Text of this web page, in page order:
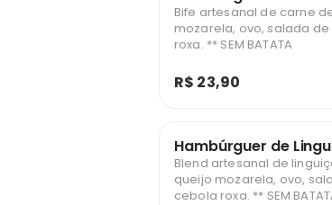
Bife artesanal de carne
mozarela, ovo, salada
roxa. ** SEM BATATA
R$ 23,90
Hambúrguer de
Blend artesanal de
queijo mozarela, ovo,
cebola roxa. ** SEM